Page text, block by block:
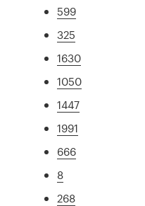
599
325
1630
1050
1447
1991
666
8
268